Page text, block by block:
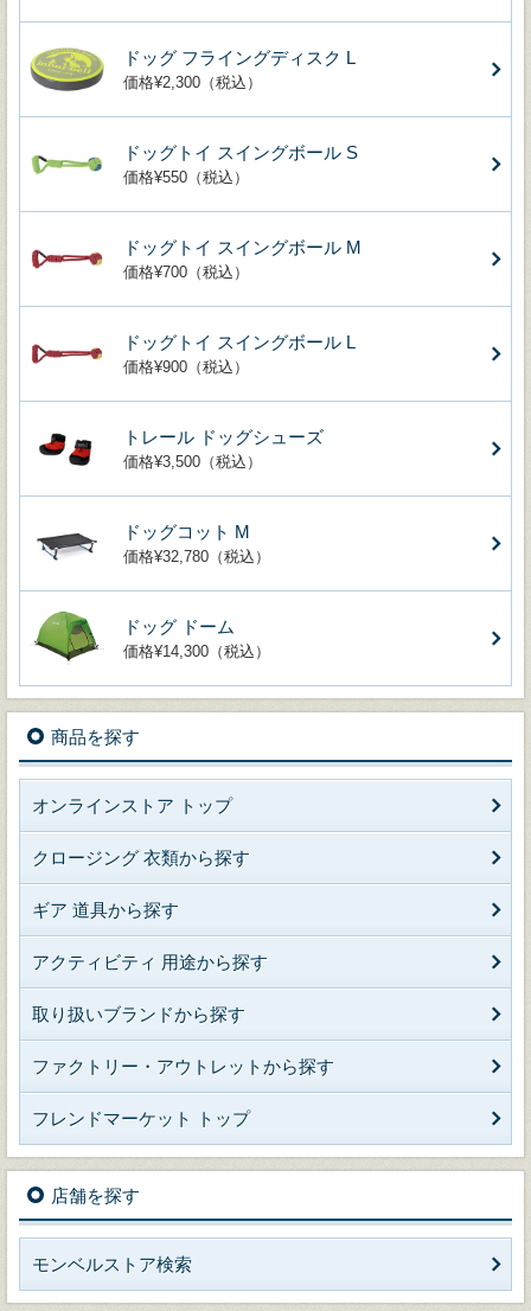
ドッグ フライングディスク L
価格¥2,300（税込）
ドッグトイ スイングボール S
価格¥550（税込）
ドッグトイ スイングボール M
価格¥700（税込）
ドッグトイ スイングボール L
価格¥900（税込）
トレール ドッグシューズ
価格¥3,500（税込）
ドッグコット M
価格¥32,780（税込）
ドッグ ドーム
価格¥14,300（税込）
商品を探す
オンラインストア トップ
クロージング 衣類から探す
ギア 道具から探す
アクティビティ 用途から探す
取り扱いブランドから探す
ファクトリー・アウトレットから探す
フレンドマーケット トップ
店舗を探す
モンベルストア検索